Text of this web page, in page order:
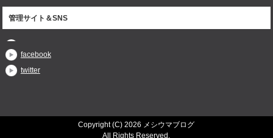
管理サイト＆SNS
facebook
twitter
Copyright (C) 2026 メシウマブログ
All Rights Reserved.